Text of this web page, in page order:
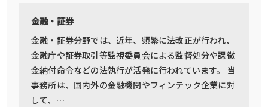
金融・証券
金融・証券分野では、近年、頻繁に法改正が行われ、
金融庁や証券取引等監視委員会による監督処分や課徴
金納付命令などの法執行が活発に行われています。 当
事務所は、国内外の金融機関やフィンテック企業に対
して、…